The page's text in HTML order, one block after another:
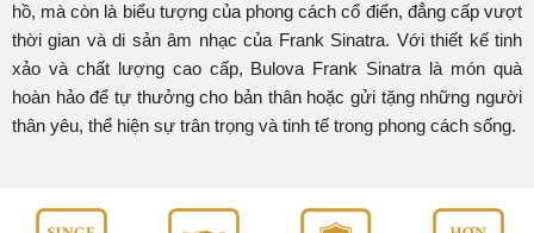
hồ, mà còn là biểu tượng của phong cách cổ điển, đẳng cấp vượt
thời gian và di sản âm nhạc của Frank Sinatra. Với thiết kế tinh
xảo và chất lượng cao cấp, Bulova Frank Sinatra là món quà
hoàn hảo để tự thưởng cho bản thân hoặc gửi tặng những người
thân yêu, thể hiện sự trân trọng và tinh tế trong phong cách sống.